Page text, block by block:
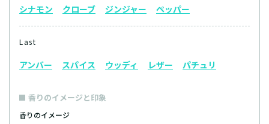
シナモン クローブ ジンジャー ペッパー
Last
アンバー スパイス ウッディ レザー パチュリ
香りのイメージと印象
香りのイメージ